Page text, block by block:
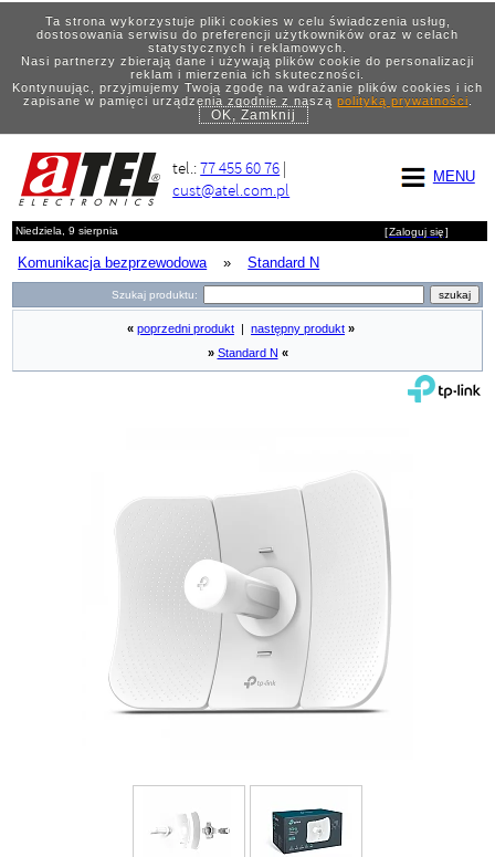
Ta strona wykorzystuje pliki cookies w celu świadczenia usług,
dostosowania serwisu do preferencji użytkowników oraz w celach
statystycznych i reklamowych.
Nasi partnerzy zbierają dane i używają plików cookie do personalizacji
reklam i mierzenia ich skuteczności.
Kontynuując, przyjmujemy Twoją zgodę na wdrażanie plików cookies i ich
zapisane w pamięci urządzenia zgodnie z naszą polityką prywatności.
OK, Zamknij
MENU
tel.:77 455 60 76 |
cust@atel.com.pl
Niedziela, 9 sierpnia [Zaloguj się]
Komunikacja bezprzewodowa » Standard N
Szukaj produktu:
« poprzedni produkt następny produkt »
» Standard N «